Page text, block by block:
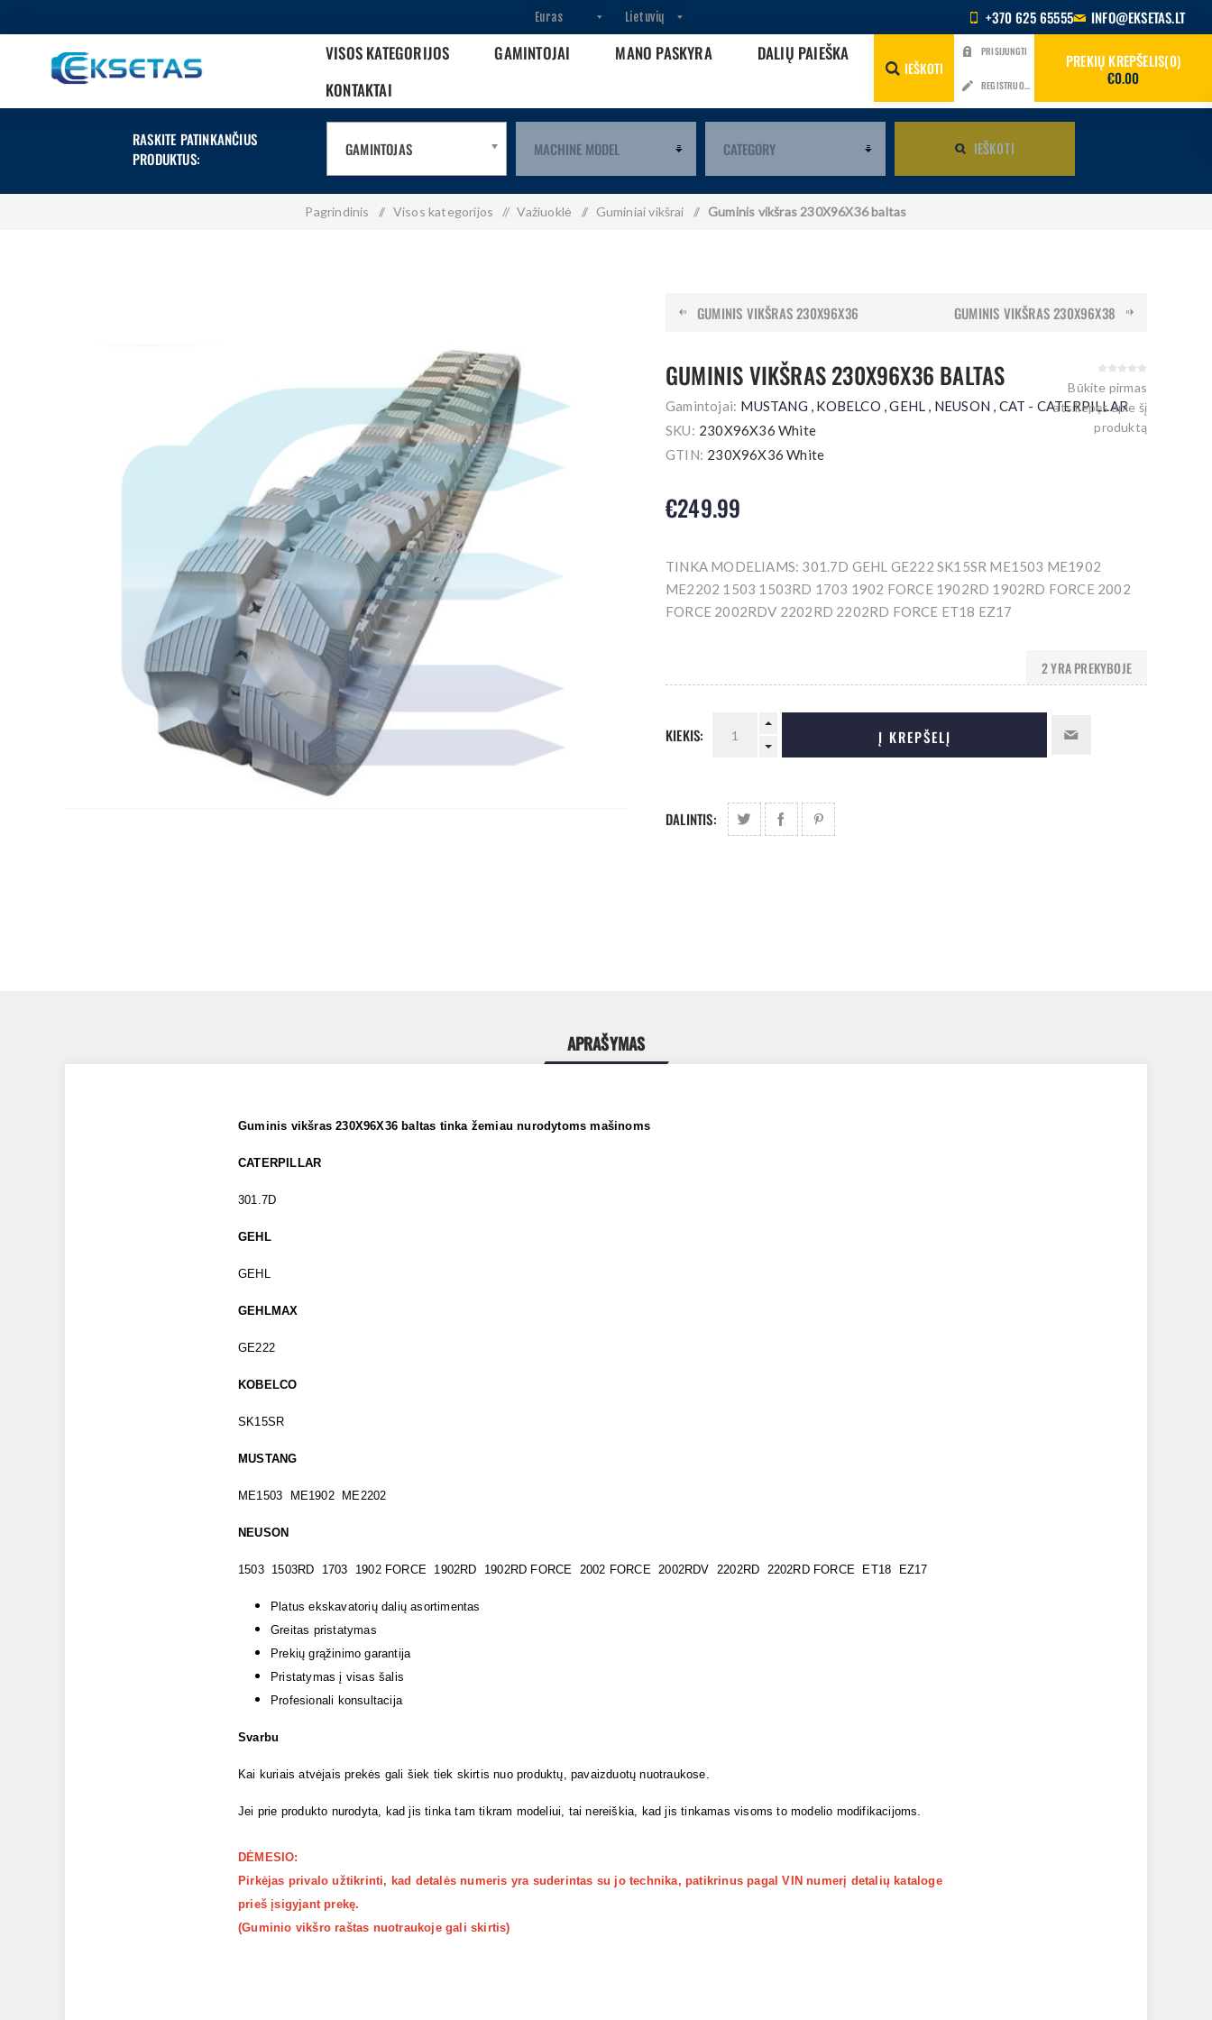
+370 625 65555 INFO@EKSETAS.LT
VISOS KATEGORIJOS GAMINTOJAI MANO PASKYRA
DALIŲ PAIEŠKA
KONTAKTAI
IEŠKOTI
PRISIJUNGTI
REGISTRUOTIS
PREKIŲ KREPŠELIS 0
€0.00
RASKITE PATINKANČIUS
PRODUKTUS:
GAMINTOJAS IEŠKOTI
Pagrindinis / Visos kategorijos / Važiuoklė / Guminiai vikšrai / Guminis vikšras 230X96X36 baltas
GUMINIS VIKŠRAS 230X96X36 GUMINIS VIKŠRAS 230X96X38
GUMINIS VIKŠRAS 230X96X36 BALTAS
Gamintojai: MUSTANG , KOBELCO ,GEHL , NEUSON , CAT - CATERPILLAR
SKU: 230X96X36 White
GTIN: 230X96X36 White
Būkite pirmas
atsiliepęs apie šį
produktą
€249.99
TINKA MODELIAMS: 301.7D GEHL GE222 SK15SR ME1503 ME1902
ME2202 1503 1503RD 1703 1902 FORCE 1902RD 1902RD FORCE 2002
FORCE 2002RDV 2202RD 2202RD FORCE ET18 EZ17
2 YRA PREKYBOJE
KIEKIS: Į KREPŠELĮ
DALINTIS:
APRAŠYMAS
Guminis vikšras 230X96X36 baltas tinka žemiau nurodytoms mašinoms
CATERPILLAR
301.7D
GEHL
GEHL
GEHLMAX
GE222
KOBELCO
SK15SR
MUSTANG
ME1503 ME1902 ME2202
NEUSON
1503 1503RD 1703 1902 FORCE 1902RD 1902RD FORCE 2002 FORCE 2002RDV 2202RD 2202RD FORCE ET18 EZ17
Platus ekskavatorių dalių asortimentas
Greitas pristatymas
Prekių grąžinimo garantija
Pristatymas į visas šalis
Profesionali konsultacija
Svarbu
Kai kuriais atvėjais prekės gali šiek tiek skirtis nuo produktų, pavaizduotų nuotraukose.
Jei prie produkto nurodyta, kad jis tinka tam tikram modeliui, tai nereiškia, kad jis tinkamas visoms to modelio modifikacijoms.
DĖMESIO:
Pirkėjas privalo užtikrinti, kad detalės numeris yra suderintas su jo technika, patikrinus pagal VIN numerį detalių kataloge
prieš įsigyjant prekę.
(Guminio vikšro raštas nuotraukoje gali skirtis)